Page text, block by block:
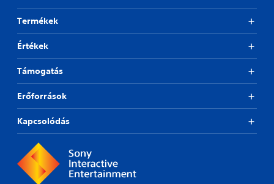
Termékek
Értékek
Támogatás
Erőforrások
Kapcsolódás